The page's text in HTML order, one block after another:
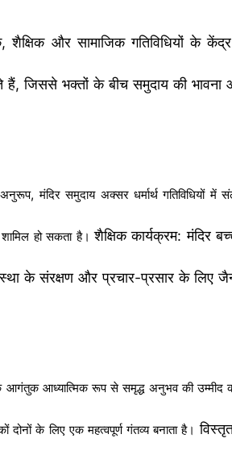
शैक्षिक और सामाजिक
जिससे भक्तों के बीच समुदाय की भावना
मंदिर समुदाय अक्सर धर्मार्थ
शामिल हो सकता है।शैक्षिक कार्यक्रम: मंदिर
के संरक्षण और प्रचार-प्रसार के लिए
के आगंतुक आध्यात्मिक रूप से समृद्ध अनुभव की
दोनों के लिए एक महत्वपूर्ण गंतव्य बनाता है।